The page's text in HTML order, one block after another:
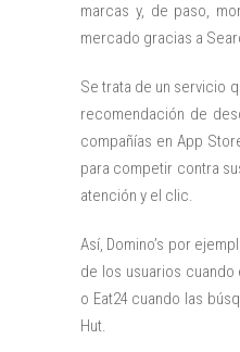
marcas y, de paso,
mercado gracias a
Se trata de un servicio
recomendación de
compañías en App
para competir contra
atención y el clic.
Así, Domino’s por
de los usuarios cuando
o Eat24 cuando las
Hut.